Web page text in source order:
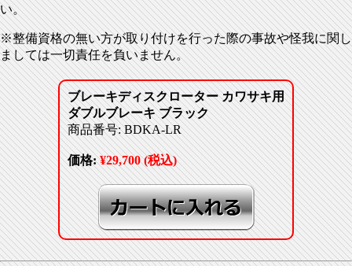
い。
※整備資格の無い方が取り付けを行った際の事故や怪我に関し
ましては一切責任を負いません。
ブレーキディスクローター カワサキ用
ダブルブレーキ ブラック
商品番号: BDKA-LR
価格:¥29,700 (税込)